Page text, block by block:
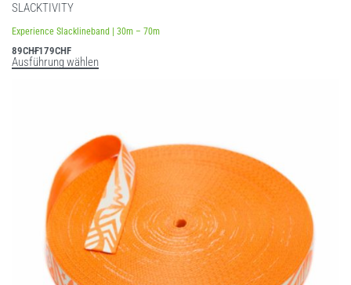
SLACKTIVITY
Experience Slacklineband | 30m – 70m
89CHF179CHF
Ausführung wählen